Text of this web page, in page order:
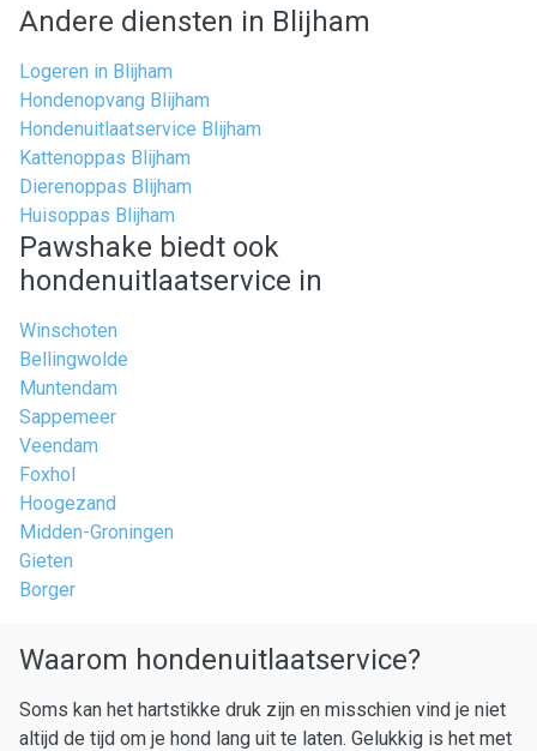
Andere diensten in Blijham
Logeren in Blijham
Hondenopvang Blijham
Hondenuitlaatservice Blijham
Kattenoppas Blijham
Dierenoppas Blijham
Huisoppas Blijham
Pawshake biedt ook
hondenuitlaatservice in
Winschoten
Bellingwolde
Muntendam
Sappemeer
Veendam
Foxhol
Hoogezand
Midden-Groningen
Gieten
Borger
Waarom hondenuitlaatservice?
Soms kan het hartstikke druk zijn en misschien vind je niet
altijd de tijd om je hond lang uit te laten. Gelukkig is het met